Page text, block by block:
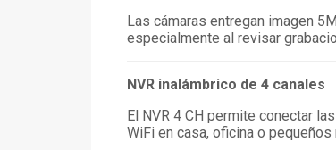
Las cámaras entregan imagen
especialmente al revisar
NVR inalámbrico de 4 canales
El NVR 4 CH permite conectar
WiFi en casa, oficina o pequeños